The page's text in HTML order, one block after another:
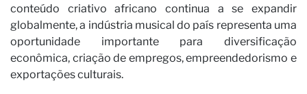
conteúdo criativo africano continua a se expandir
globalmente, a indústria musical do país representa uma
oportunidade importante para diversificação
econômica, criação de empregos, empreendedorismo e
exportações culturais.